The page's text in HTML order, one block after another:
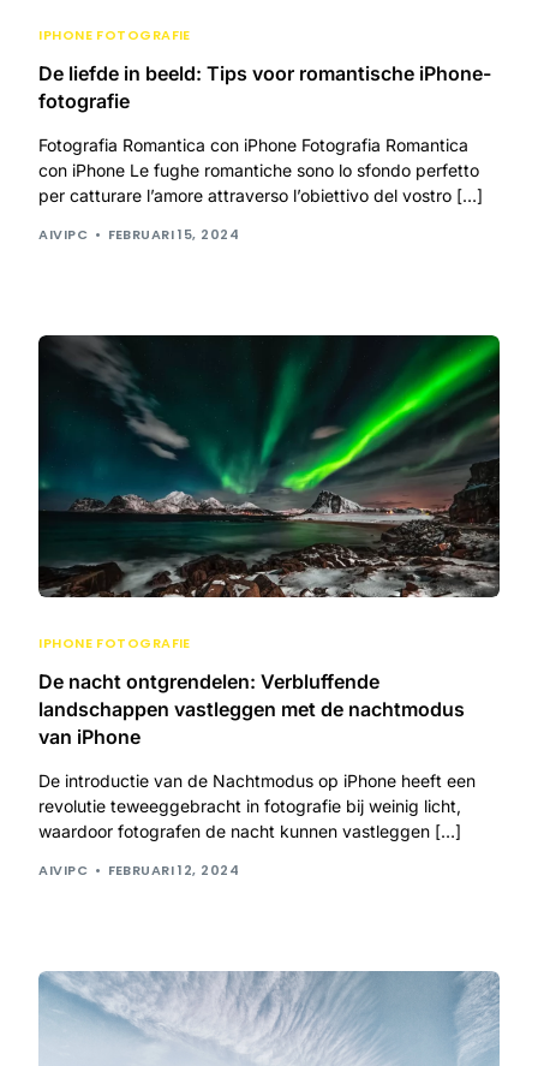
IPHONE FOTOGRAFIE
De liefde in beeld: Tips voor romantische iPhone-
fotografie
Fotografia Romantica con iPhone Fotografia Romantica
con iPhone Le fughe romantiche sono lo sfondo perfetto
per catturare l’amore attraverso l’obiettivo del vostro […]
AIVIPC FEBRUARI 15, 2024
IPHONE FOTOGRAFIE
De nacht ontgrendelen: Verbluffende
landschappen vastleggen met de nachtmodus
van iPhone
De introductie van de Nachtmodus op iPhone heeft een
revolutie teweeggebracht in fotografie bij weinig licht,
waardoor fotografen de nacht kunnen vastleggen […]
AIVIPC FEBRUARI 12, 2024